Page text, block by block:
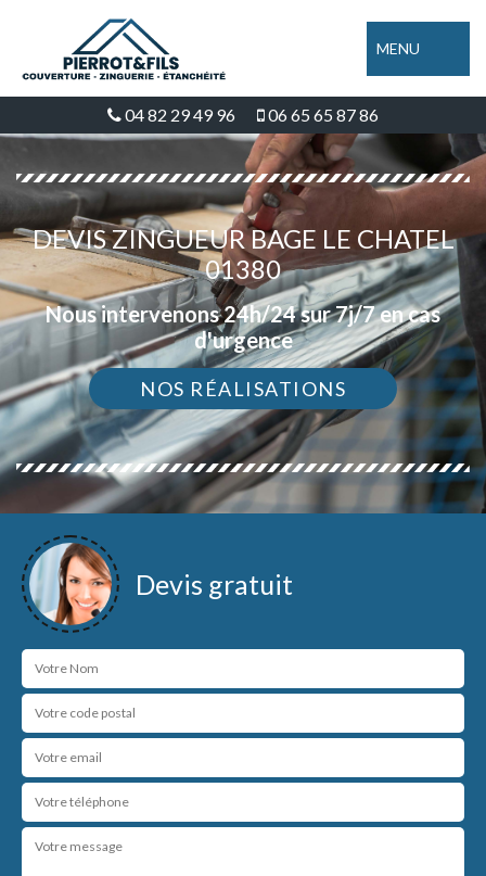
MENU
04 82 29 49 96 06 65 65 87 86
DEVIS ZINGUEUR BAGE LE CHATEL
01380
Nous intervenons 24h/24 sur 7j/7 en cas
d'urgence
NOS RÉALISATIONS
Devis gratuit